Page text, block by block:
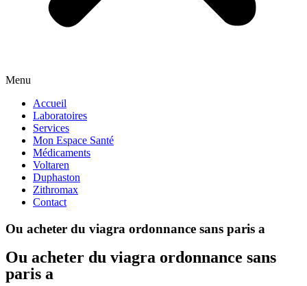
Menu
Accueil
Laboratoires
Services
Mon Espace Santé
Médicaments
Voltaren
Duphaston
Zithromax
Contact
Ou acheter du viagra ordonnance sans paris a
Ou acheter du viagra ordonnance sans
paris a